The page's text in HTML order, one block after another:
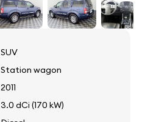
SUV
Station wagon
2011
3.0 dCi (170 kW)